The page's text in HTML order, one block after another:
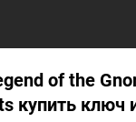
of the
купить ключ